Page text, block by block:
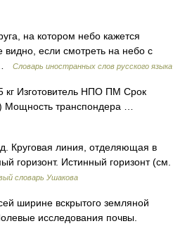
на котором небо кажется
если смотреть на небо с
Словарь иностранных слов русского языка
кг Изготовитель НПО ПМ Срок
Мощность транспондера …
Круговая линия, отделяющая в
горизонт. Истинный горизонт (см.
словарь Ушакова
ширине вскрытого земляной
исследования почвы.